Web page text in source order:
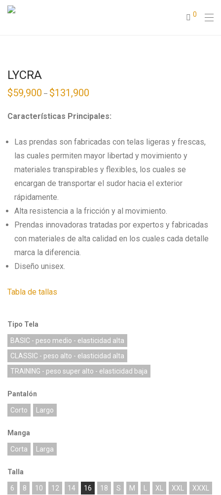
0
LYCRA
$59,900 – $131,900
Características Principales:
Las prendas son fabricadas con telas ligeras y frescas,
las cuales permiten mayor libertad y movimiento y
materiales transpirables y flexibles, los cuales se
encargan de transportar el sudor hacia el exterior
rápidamente.
Alta resistencia a la fricción y al movimiento.
Prendas innovadoras tratadas por expertos y fabricadas
con materiales de alta calidad en los cuales cada detalle
marca la diferencia.
Diseño unisex.
Tabla de tallas
Tipo Tela
BASIC - peso medio - elasticidad alta
CLASSIC - peso alto - elasticidad alta
TRAINING - peso super alto - elasticidad baja
Pantalón
Corto Largo
Manga
Corta Larga
Talla
6 8 10 12 14 16 18 S M XL XXL XXXL